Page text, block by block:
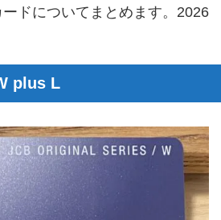
ドについてまとめます。2026
plus L